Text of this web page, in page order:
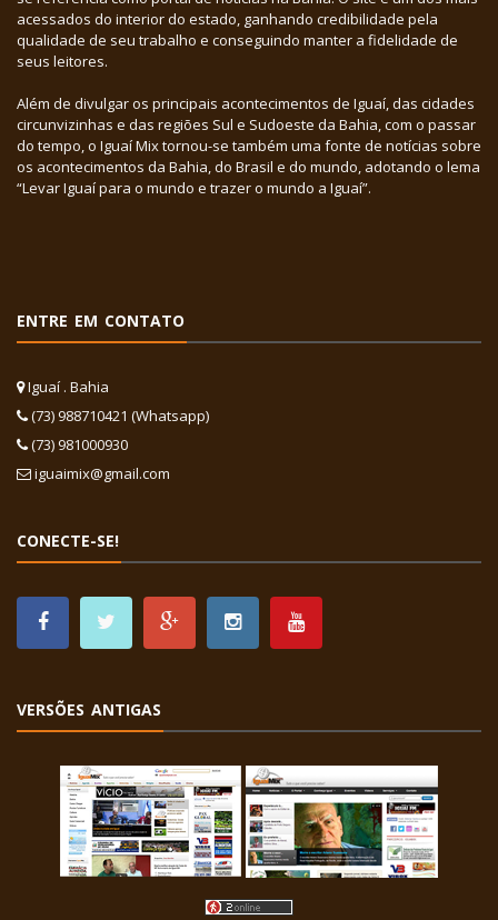
acessados do interior do estado, ganhando credibilidade pela
qualidade de seu trabalho e conseguindo manter a fidelidade de
seus leitores.
Além de divulgar os principais acontecimentos de Iguaí, das cidades
circunvizinhas e das regiões Sul e Sudoeste da Bahia, com o passar
do tempo, o Iguaí Mix tornou-se também uma fonte de notícias sobre
os acontecimentos da Bahia, do Brasil e do mundo, adotando o lema
“Levar Iguaí para o mundo e trazer o mundo a Iguaí”.
ENTRE EM CONTATO
Iguaí . Bahia
(73) 988710421 (Whatsapp)
(73) 981000930
iguaimix@gmail.com
CONECTE-SE!
VERSÕES ANTIGAS